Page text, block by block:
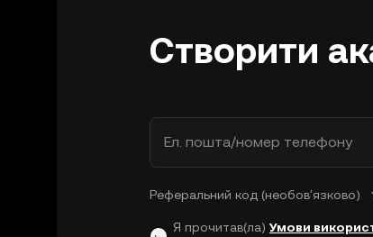
Створити
Ел. пошта/номер телефону
Реферальний код (необовʼязково)
Я прочитав(ла) Умови